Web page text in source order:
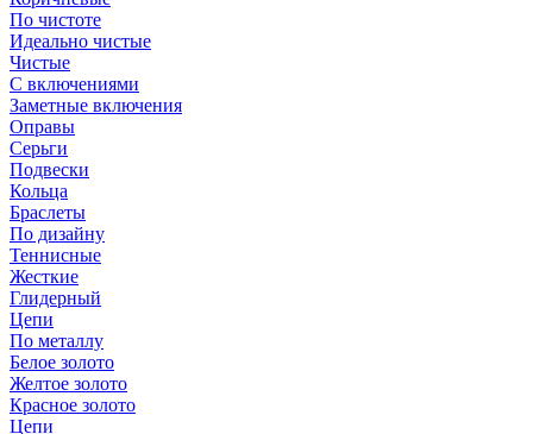
По чистоте
Идеально чистые
Чистые
С включениями
Заметные включения
Оправы
Серьги
Подвески
Кольца
Браслеты
По дизайну
Теннисные
Жесткие
Глидерный
Цепи
По металлу
Белое золото
Желтое золото
Красное золото
Цепи